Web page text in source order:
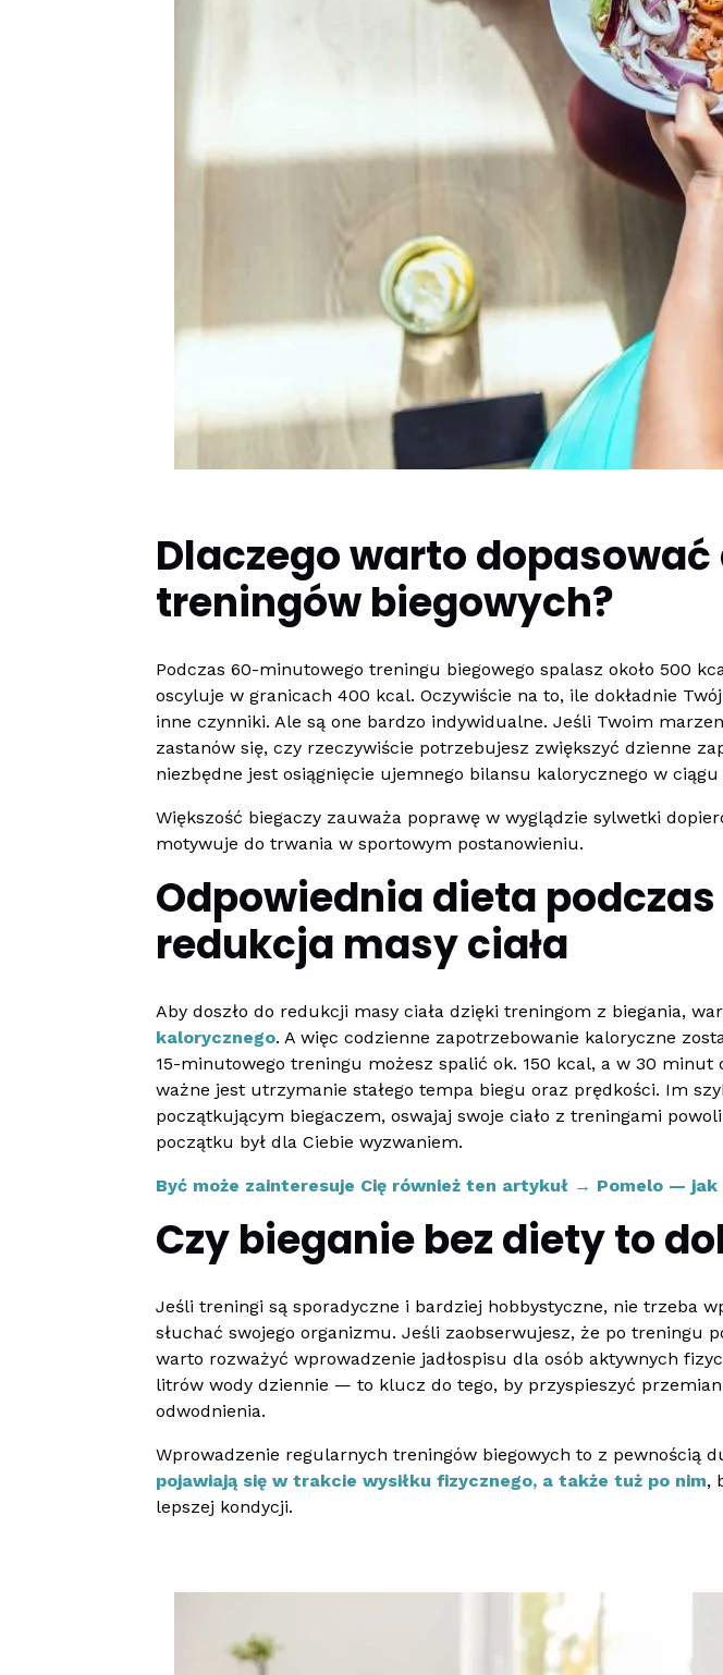
Dlaczego warto
treningów biegowych?
Podczas 60-minutowego treningu biegowego spalasz około 500
oscyluje w granicach 400 kcal. Oczywiście na to, ile dokładnie
inne czynniki. Ale są one bardzo indywidualne. Jeśli Twoim
zastanów się, czy rzeczywiście potrzebujesz zwiększyć dzienne
niezbędne jest osiągnięcie ujemnego bilansu kalorycznego w ciągu
Większość biegaczy zauważa poprawę w wyglądzie sylwetki
motywuje do trwania w sportowym postanowieniu.
Odpowiednia dieta
redukcja masy ciała
Aby doszło do redukcji masy ciała dzięki treningom z biegania,
kalorycznego. A więc codzienne zapotrzebowanie kaloryczne
15-minutowego treningu możesz spalić ok. 150 kcal, a w 30
ważne jest utrzymanie stałego tempa biegu oraz prędkości. Im
początkującym biegaczem, oswajaj swoje ciało z treningami
początku był dla Ciebie wyzwaniem.
Być może zainteresuje Cię również ten artykuł → Pomelo — jak
Czy bieganie bez diety to
Jeśli treningi są sporadyczne i bardziej hobbystyczne, nie trzeba
słuchać swojego organizmu. Jeśli zaobserwujesz, że po
warto rozważyć wprowadzenie jadłospisu dla osób aktywnych
litrów wody dziennie — to klucz do tego, by przyspieszyć
odwodnienia.
Wprowadzenie regularnych treningów biegowych to z pewnością
pojawiają się w trakcie wysiłku fizycznego, a także tuż po nim,
lepszej kondycji.